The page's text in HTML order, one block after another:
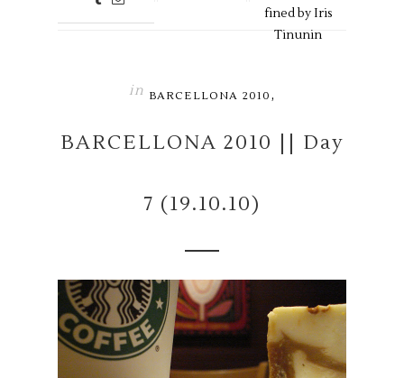
fined byIris
Tinunin
in BARCELLONA 2010 ,
BARCELLONA 2010 || Day
7 (19.10.10)